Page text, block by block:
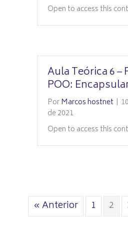
Open to access this
Aula Teórica 6 –
POO:
PorMarcos hostnet |
de 2021
Open to access this
« Anterior 1 2